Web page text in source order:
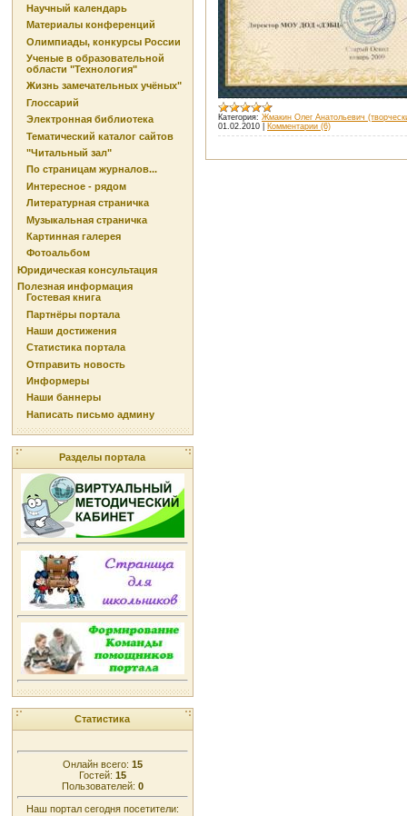
Научный календарь
Материалы конференций
Олимпиады, конкурсы России
Ученые в образовательной
области "Технология"
Жизнь замечательных учёных"
Глоссарий
Электронная библиотека
Тематический каталог сайтов
"Читальный зал"
По страницам журналов...
Интересное - рядом
Литературная страничка
Музыкальная страничка
Картинная галерея
Фотоальбом
Юридическая консультация
Полезная информация
Гостевая книга
Партнёры портала
Наши достижения
Статистика портала
Отправить новость
Информеры
Наши баннеры
Написать письмо админу
Разделы портала
Статистика
Онлайн всего: 15
Гостей: 15
Пользователей: 0
Наш портал сегодня посетители:
Категория: Жмакин Олег Анатольевич
01.02.2010
Комментарии (6)